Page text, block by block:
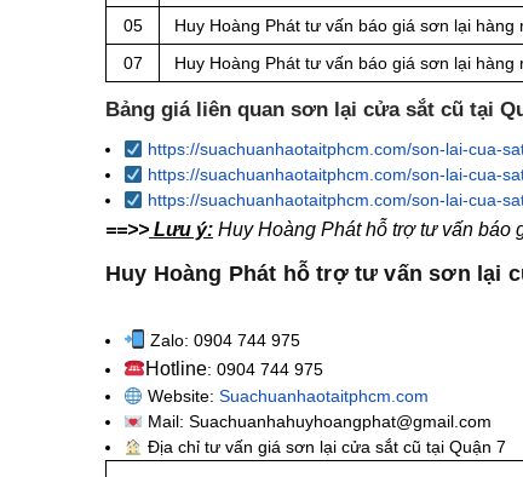
05
Huy Hoàng Phát tư vấn báo giá sơn lại
07
Huy Hoàng Phát tư vấn báo giá sơn lại
Bảng giá liên quan sơn lại cửa sắt cũ tại
https://suachuanhaotaitphcm.com/son-lai-cua-
https://suachuanhaotaitphcm.com/son-lai-cua-
https://suachuanhaotaitphcm.com/son-lai-cua-
==>> Lưu ý: Huy Hoàng Phát hỗ trợ tư vấn báo
Huy Hoàng Phát hỗ trợ tư vấn sơn lại
Zalo: 0904 744 975
Hotline: 0904 744 975
Website: Suachuanhaotaitphcm.com
Mail: Suachuanhahuyhoangphat@gmail.com
Địa chỉ tư vấn giá sơn lại cửa sắt cũ tại Quận 7